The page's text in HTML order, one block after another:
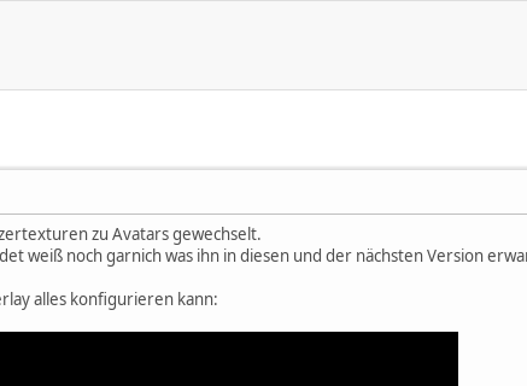
zu Avatars gewechselt.
weiß noch garnich was ihn in diesen und der nächsten Version
alles konfigurieren kann: